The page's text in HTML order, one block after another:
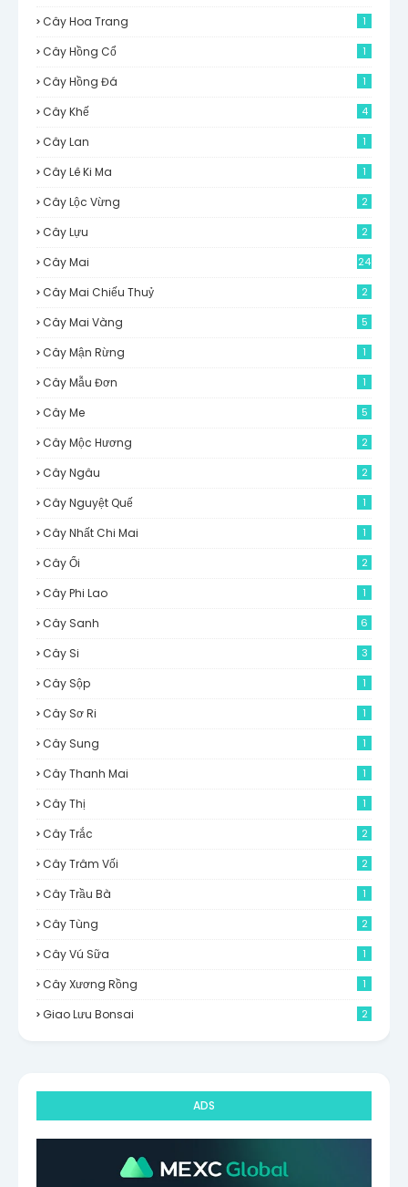
Cây Hoa Trang 1
Cây Hồng Cổ 1
Cây Hồng Đá 1
Cây Khế 4
Cây Lan 1
Cây Lê Ki Ma 1
Cây Lộc Vừng 2
Cây Lựu 2
Cây Mai 24
Cây Mai Chiếu Thuỷ 2
Cây Mai Vàng 5
Cây Mận Rừng 1
Cây Mẫu Đơn 1
Cây Me 5
Cây Mộc Hương 2
Cây Ngâu 2
Cây Nguyệt Quế 1
Cây Nhất Chi Mai 1
Cây Ổi 2
Cây Phi Lao 1
Cây Sanh 6
Cây Si 3
Cây Sộp 1
Cây Sơ Ri 1
Cây Sung 1
Cây Thanh Mai 1
Cây Thị 1
Cây Trắc 2
Cây Trâm Vối 2
Cây Trầu Bà 1
Cây Tùng 2
Cây Vú Sữa 1
Cây Xương Rồng 1
Giao Lưu Bonsai 2
ADS